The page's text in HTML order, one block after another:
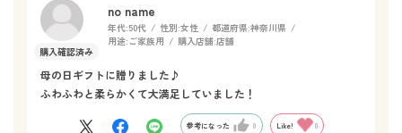
no name
年代:50代 性別:女性 都道府県:神奈川県
用途: ご家族用 購入店舗:店舗
母の日ギフトに贈りました♪
ふわふわと柔らかくて大満足していました！
参考になった 0 Like! 0